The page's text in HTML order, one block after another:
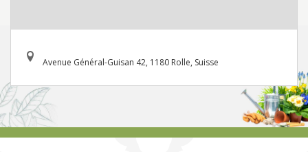
Avenue Général-Guisan 42, 1180 Rolle, Suisse